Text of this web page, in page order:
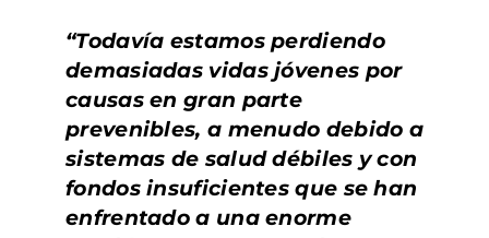
“Todavía estamos perdiendo
demasiadas vidas jóvenes por
causas en gran parte
prevenibles, a menudo debido a
sistemas de salud débiles y con
fondos insuficientes que se han
enfrentado a una enorme